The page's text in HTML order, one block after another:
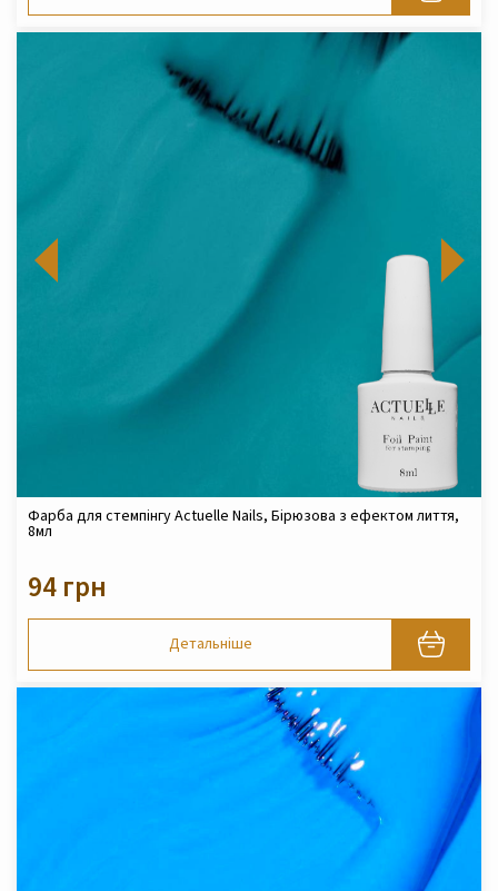
Фарба для стемпінгу Actuelle Nails, Бірюзова з ефектом лиття,
8мл
94 грн
Детальніше